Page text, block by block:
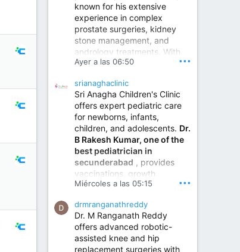
known for his extensive
experience in complex
prostate surgeries, kidney
stone management, and
andrology treatments. With
years of surgical practice and
invasive and robotic
techniques.
Best Urologist in Vijayawada | Urology Specialist in Vijayawada
Dr. A. V. Krishna Kishore,
the Best Urologist...
www.drkrishnakishore.com
Ayer a las 06:50 •••
srianaghaclinic
Sri Anagha Children's Clinic
offers expert pediatric care
for newborns, infants,
children, and adolescents. Dr.
B Rakesh Kumar, one of the
best pediatrician in
secunderabad , provides
vaccinations, growth
monitoring, newborn care,
illnesses, nutrition guidance,
and preventive healthcare in
a child-friendly environment.
Miércoles a las 05:15 •••
drmranganathreddy
Dr. M Ranganath Reddy
offers advanced robotic-
assisted knee and hip
replacement surgeries with